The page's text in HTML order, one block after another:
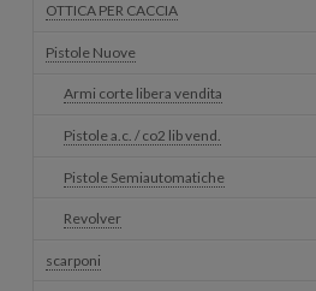
OTTICA PER CACCIA
Pistole Nuove
Armi corte libera vendita
Pistole a.c. / co2 lib vend.
Pistole Semiautomatiche
Revolver
scarponi